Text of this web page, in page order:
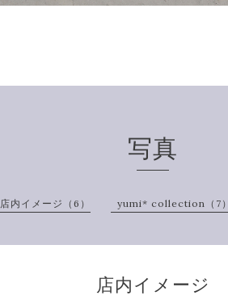
写真
店内イメージ（6） yumi* collection（7）
店内イメージ